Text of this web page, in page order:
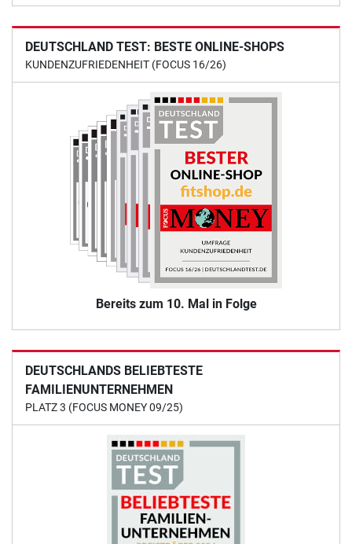
DEUTSCHLAND TEST: BESTE ONLINE-SHOPS
KUNDENZUFRIEDENHEIT (FOCUS 16/26)
Bereits zum 10. Mal in Folge
DEUTSCHLANDS BELIEBTESTE
FAMILIENUNTERNEHMEN
PLATZ 3 (FOCUS MONEY 09/25)